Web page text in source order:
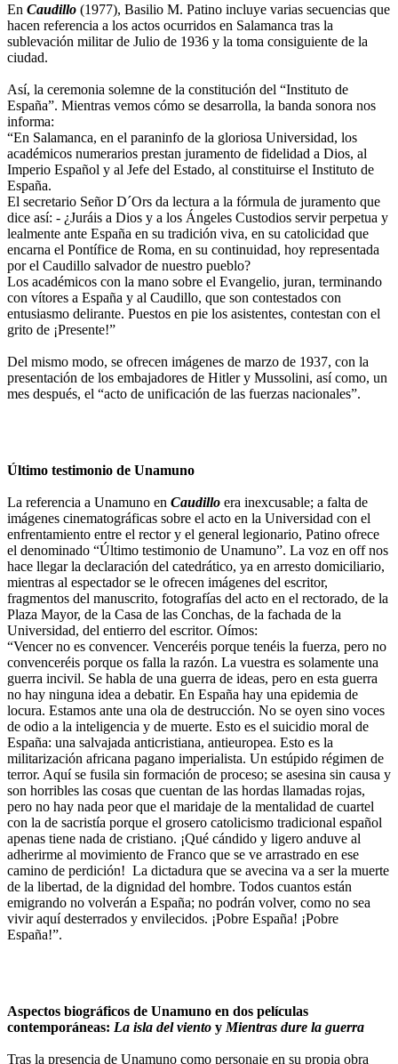
En Caudillo (1977), Basilio M. Patino incluye varias secuencias que
hacen referencia a los actos ocurridos en Salamanca tras la
sublevación militar de Julio de 1936 y la toma consiguiente de la
ciudad.
Así, la ceremonia solemne de la constitución del “Instituto de
España”. Mientras vemos cómo se desarrolla, la banda sonora nos
informa:
“En Salamanca, en el paraninfo de la gloriosa Universidad, los
académicos numerarios prestan juramento de fidelidad a Dios, al
Imperio Español y al Jefe del Estado, al constituirse el Instituto de
España.
El secretario Señor D´Ors da lectura a la fórmula de juramento que
dice así: - ¿Juráis a Dios y a los Ángeles Custodios servir perpetua y
lealmente ante España en su tradición viva, en su catolicidad que
encarna el Pontífice de Roma, en su continuidad, hoy representada
por el Caudillo salvador de nuestro pueblo?
Los académicos con la mano sobre el Evangelio, juran, terminando
con vítores a España y al Caudillo, que son contestados con
entusiasmo delirante. Puestos en pie los asistentes, contestan con el
grito de ¡Presente!”
Del mismo modo, se ofrecen imágenes de marzo de 1937, con la
presentación de los embajadores de Hitler y Mussolini, así como, un
mes después, el “acto de unificación de las fuerzas nacionales”.
Último testimonio de Unamuno
La referencia a Unamuno en Caudillo era inexcusable; a falta de
imágenes cinematográficas sobre el acto en la Universidad con el
enfrentamiento entre el rector y el general legionario, Patino ofrece
el denominado “Último testimonio de Unamuno”. La voz en off nos
hace llegar la declaración del catedrático, ya en arresto domiciliario,
mientras al espectador se le ofrecen imágenes del escritor,
fragmentos del manuscrito, fotografías del acto en el rectorado, de la
Plaza Mayor, de la Casa de las Conchas, de la fachada de la
Universidad, del entierro del escritor. Oímos:
“Vencer no es convencer. Venceréis porque tenéis la fuerza, pero no
convenceréis porque os falla la razón. La vuestra es solamente una
guerra incivil. Se habla de una guerra de ideas, pero en esta guerra
no hay ninguna idea a debatir. En España hay una epidemia de
locura. Estamos ante una ola de destrucción. No se oyen sino voces
de odio a la inteligencia y de muerte. Esto es el suicidio moral de
España: una salvajada anticristiana, antieuropea. Esto es la
militarización africana pagano imperialista. Un estúpido régimen de
terror. Aquí se fusila sin formación de proceso; se asesina sin causa y
son horribles las cosas que cuentan de las hordas llamadas rojas,
pero no hay nada peor que el maridaje de la mentalidad de cuartel
con la de sacristía porque el grosero catolicismo tradicional español
apenas tiene nada de cristiano. ¡Qué cándido y ligero anduve al
adherirme al movimiento de Franco que se ve arrastrado en ese
camino de perdición! La dictadura que se avecina va a ser la muerte
de la libertad, de la dignidad del hombre. Todos cuantos están
emigrando no volverán a España; no podrán volver, como no sea
vivir aquí desterrados y envilecidos. ¡Pobre España! ¡Pobre
España!”.
Aspectos biográficos de Unamuno en dos películas
contemporáneas: La isla del viento y Mientras dure la guerra
Tras la presencia de Unamuno como personaje en su propia obra